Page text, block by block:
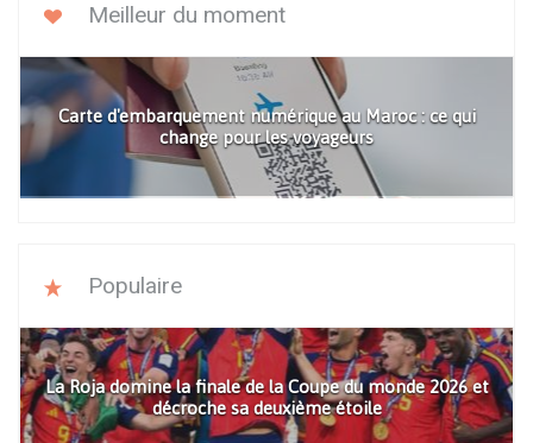
Meilleur du moment
Carte d'embarquement numérique au Maroc : ce qui
change pour les voyageurs
Populaire
La Roja domine la finale de la Coupe du monde 2026 et
décroche sa deuxième étoile